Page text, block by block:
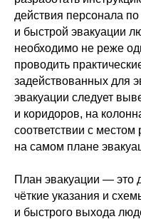
действия персонала
и быстрой эвакуации
необходимо не реже
проводить
задействованных для
эвакуации следует
и коридоров, на
соответствии с
на самом плане
План эвакуации — это
чёткие указания и
и быстрого выхода